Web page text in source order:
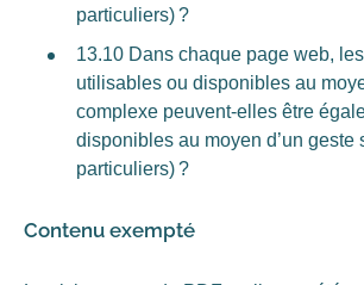
particuliers) ?
13.10 Dans chaque page web,
utilisables ou disponibles au
complexe peuvent-elles être
disponibles au moyen d’un geste
particuliers) ?
Contenu exempté